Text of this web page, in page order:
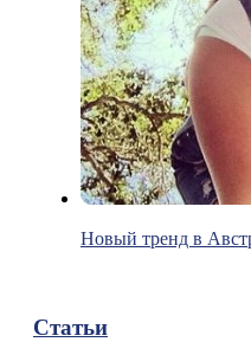
Новый тренд в
Статьи